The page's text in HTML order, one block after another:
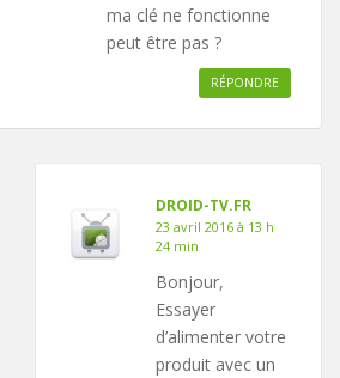
ma clé ne fonctionne
peut être pas ?
RÉPONDRE
DROID-TV.FR
23 avril 2016 à 13 h
24 min
Bonjour,
Essayer
d’alimenter votre
produit avec un